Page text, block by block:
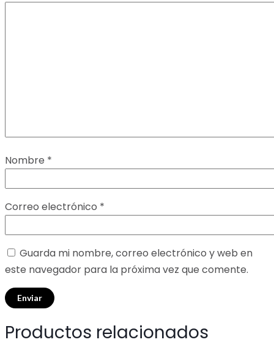
Nombre *
Correo electrónico *
Guarda mi nombre, correo electrónico y web en
este navegador para la próxima vez que comente.
Productos relacionados